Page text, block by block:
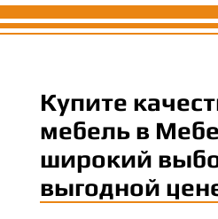
Купите
мебель в
широкий
выгодной